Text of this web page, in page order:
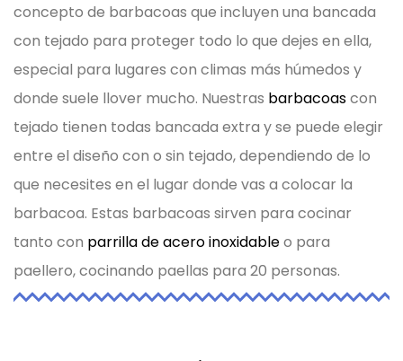
concepto de barbacoas que incluyen una bancada
con tejado para proteger todo lo que dejes en ella,
especial para lugares con climas más húmedos y
donde suele llover mucho. Nuestras barbacoascon
tejado tienen todas bancada extra y se puede elegir
entre el diseño con o sin tejado, dependiendo de lo
que necesites en el lugar donde vas a colocar la
barbacoa. Estas barbacoas sirven para cocinar
tanto con parrilla de acero inoxidableo para
paellero, cocinando paellas para 20 personas.